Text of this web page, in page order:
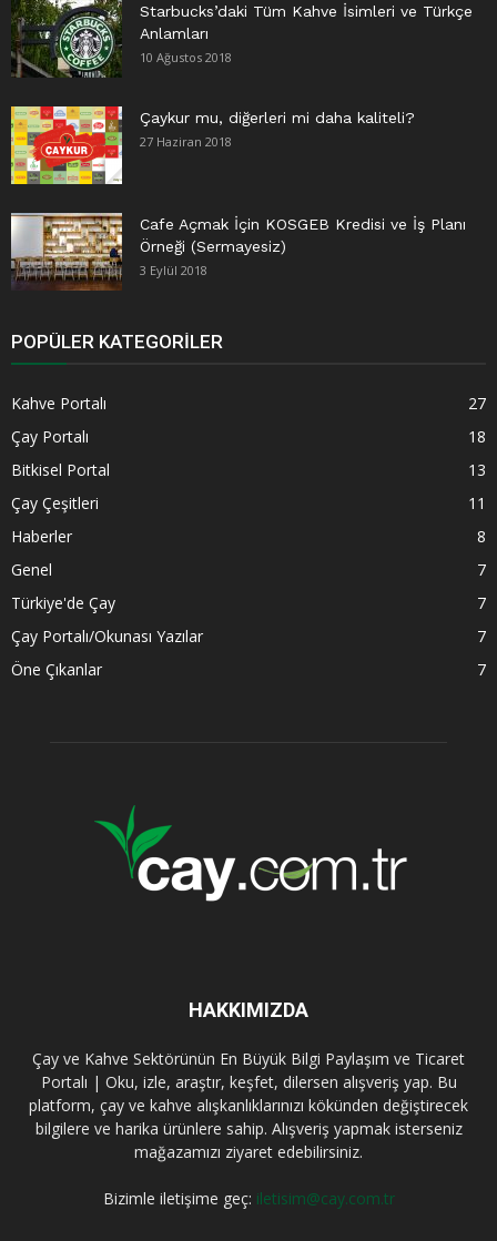
Starbucks’daki Tüm Kahve İsimleri ve Türkçe
Anlamları
10 Ağustos 2018
Çaykur mu, diğerleri mi daha kaliteli?
27 Haziran 2018
Cafe Açmak İçin KOSGEB Kredisi ve İş Planı
Örneği (Sermayesiz)
3 Eylül 2018
POPÜLER KATEGORILER
Kahve Portalı
27
Çay Portalı
18
Bitkisel Portal
13
Çay Çeşitleri
11
Haberler
8
Genel
7
Türkiye'de Çay
7
Çay Portalı/Okunası Yazılar
7
Öne Çıkanlar
7
HAKKIMIZDA
Çay ve Kahve Sektörünün En Büyük Bilgi Paylaşım ve Ticaret
Portalı | Oku, izle, araştır, keşfet, dilersen alışveriş yap. Bu
platform, çay ve kahve alışkanlıklarınızı kökünden değiştirecek
bilgilere ve harika ürünlere sahip. Alışveriş yapmak isterseniz
mağazamızı ziyaret edebilirsiniz.
Bizimle iletişime geç: iletisim@cay.com.tr